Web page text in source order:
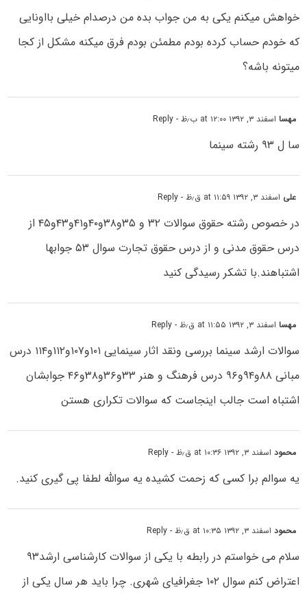
خواهش میکنم یکی به من جواب بده من درصدام خیلی بااونایی
که خودم حساب کرده بودم مطمئن بودم فرق میکنه مشکل از کجا
میتونه باشه؟
مهسااسفند ۳, ۱۳۹۲ at ۱۲:۰۰ ب٫ظ - Reply
سا ل ۹۳ رشته سینما
علی اسفند ۳, ۱۳۹۲ at ۱۱:۵۹ ق٫ظ - Reply
در خصوص رشته حقوق سوالات ۳۲ و ۳۵و۳۸و۴۰و۴۱و۴۳و۴۵ از
درس حقوق مدنی و از درس حقوق تجارت سوال ۵۳ جوابها
اشتباهند.با تشکر رسیدگی کنید
مهسااسفند ۳, ۱۳۹۲ at ۱۱:۵۵ ق٫ظ - Reply
سوالات ارشد سینما بررسی ونقد اثار سینمایی ۱۰۱و۱۰۷و۱۱۲و۱۱۴ درس
مبانی ۸۸و۹۴و۹۶ درس فرهنگ و هنر ۳۳و۳۶و۳۸و۴۶ جوابشان
اشتباه است جالب اینجاست که سوالات تکراری هستن
محموداسفند ۳, ۱۳۹۲ at ۱۰:۳۶ ق٫ظ - Reply
یه سوالم برا کسی که زحمت کشیده یه سوالله لطفا پی گیری کنید.
محموداسفند ۳, ۱۳۹۲ at ۱۰:۳۵ ق٫ظ - Reply
سلام می خواستم در رابطه با یکی از سوالات کارشناسی ارشد۹۳
اعتراض کنم سوال ۱۰۲ جغرافیای شهری. چرا باید هر سال یکی از